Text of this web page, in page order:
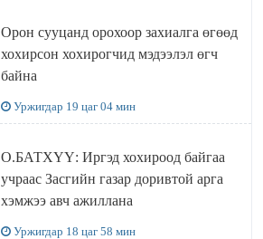
Орон сууцанд орохоор захиалга өгөөд
хохирсон хохирогчид мэдээлэл өгч
байна
Уржигдар 19 цаг 04 мин
О.БАТХҮҮ: Иргэд хохироод байгаа
учраас Засгийн газар доривтой арга
хэмжээ авч ажиллана
Уржигдар 18 цаг 58 мин